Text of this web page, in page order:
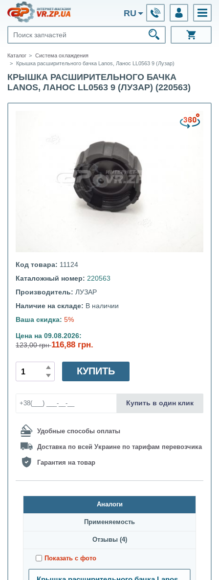
RU
Каталог
Система охлаждения
Крышка расширительного бачка Lanos, Ланос LL0563 9 (Лузар)
КРЫШКА РАСШИРИТЕЛЬНОГО БАЧКА
LANOS, ЛАНОС LL0563 9 (ЛУЗАР) (220563)
Код товара: 11124
Каталожный номер: 220563
Производитель: ЛУЗАР
Наличие на складе: В наличии
Ваша скидка: 5%
Цена на 09.08.2026:
123,00 грн116,88 грн.
Удобные способы оплаты
Доставка по всей Украине по тарифам перевозчика
Гарантия на товар
КУПИТЬ
Купить в один клик
Аналоги
Применяемость
Oтзывы (4)
Показать с фото